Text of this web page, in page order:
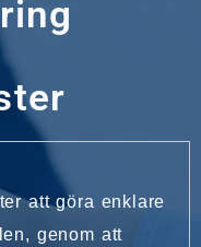
att göra enklare
genom att